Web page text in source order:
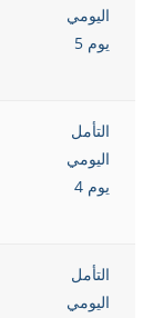
اليومي
يوم 5
التأمل
اليومي
يوم 4
التأمل
اليومي